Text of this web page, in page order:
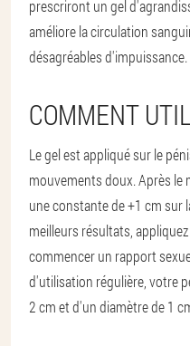
prescriront un gel
améliore la circulation
désagréables d'impuissance.
COMMENT
Le gel est appliqué sur le
mouvements doux. Après le
une constante de +1 cm sur
meilleurs résultats,
commencer un rapport
d'utilisation régulière, votre
2 cm et d'un diamètre de 1